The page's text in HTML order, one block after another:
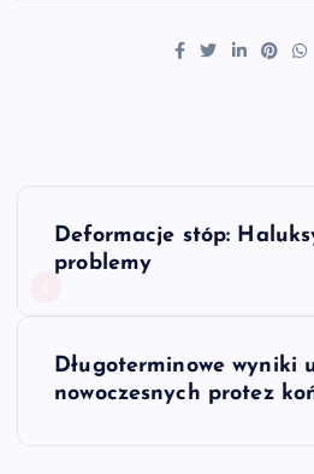
NDeformacje stóp:
problemy
Długoterminowe wyniki
nowoczesnych protez